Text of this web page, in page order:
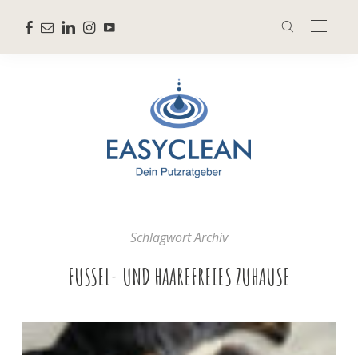
Schlagwort Archiv
FUSSEL- UND HAAREFREIES ZUHAUSE